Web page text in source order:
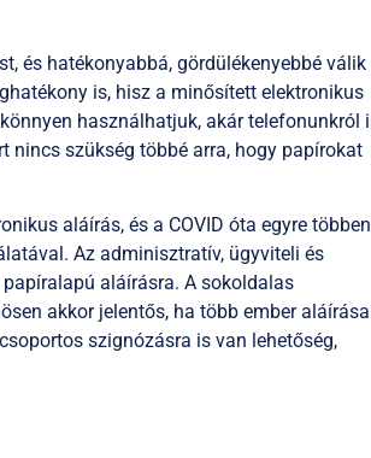
és hatékonyabbá, gördülékenyebbé válik
is, hisz a minősített elektronikus
használhatjuk, akár telefonunkról
nincs szükség többé arra, hogy papírokat
aláírás, és a COVID óta egyre többen
Az adminisztratív, ügyviteli és
aláírásra. A sokoldalas
akkor jelentős, ha több ember aláírása
szignózásra is van lehetőség,